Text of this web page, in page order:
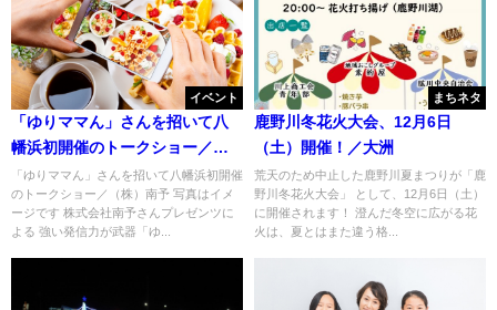
イベント
「ゆりママん」さんを招いて八
幡浜初開催のトークショー／
（株）南予
「ゆりママん」さんを招いて八幡浜初開催
のトークショー／（株）南予 写真はイメ
ージです 株式会社南予さんプレゼンツに
よる 強い発信力が武器「ゆ...
まちネタ
鹿野川冬花火大会、12月6日
（土）開催！／大洲
荒天のため中止した鹿野川夏まつりが「鹿
野川冬花火大会」 として、12月6日（土）
に開催されます！ 澄んだ冬空に広がる花
火は、夏とはまた違う格...